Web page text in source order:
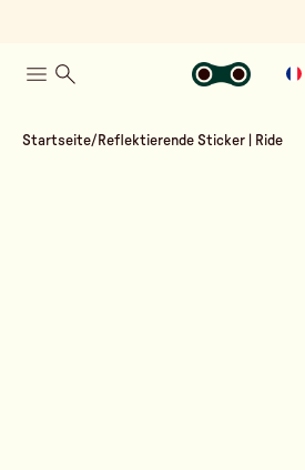
Startseite Reflektierende Sticker | Ride